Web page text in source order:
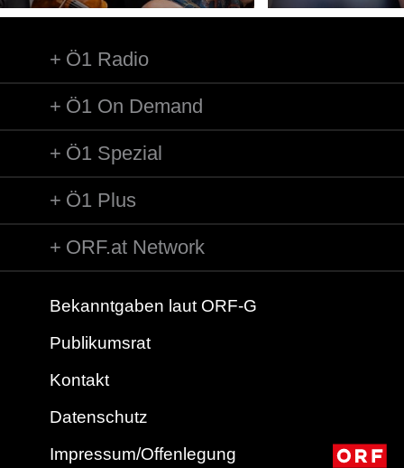
Ö1 Radio
Ö1 On Demand
Ö1 Spezial
Ö1 Plus
ORF.at Network
Bekanntgaben laut ORF-G
Publikumsrat
Kontakt
Datenschutz
Impressum/Offenlegung